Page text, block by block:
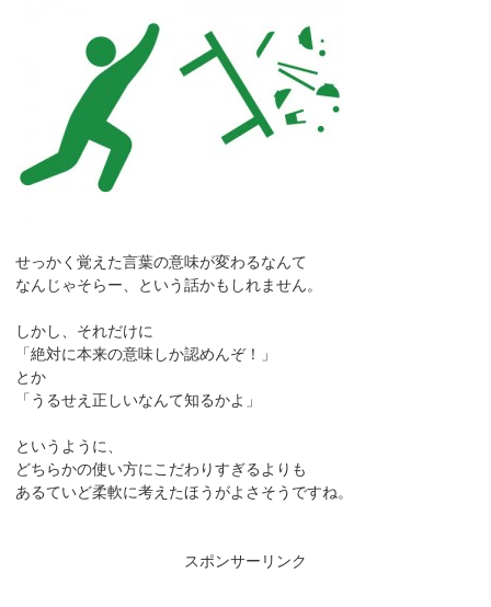
せっかく覚えた言葉の意味が変わるなんて
なんじゃそらー、という話かもしれません。
しかし、それだけに
「絶対に本来の意味しか認めんぞ！」
とか
「うるせえ正しいなんて知るかよ」
というように、
どちらかの使い方にこだわりすぎるよりも
あるていど柔軟に考えたほうがよさそうですね。
スポンサーリンク